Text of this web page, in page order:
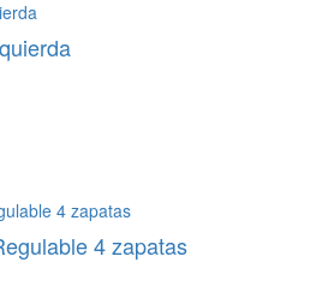
4 zapatas